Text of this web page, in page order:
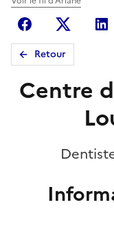
FacebookX
Retour
Centre